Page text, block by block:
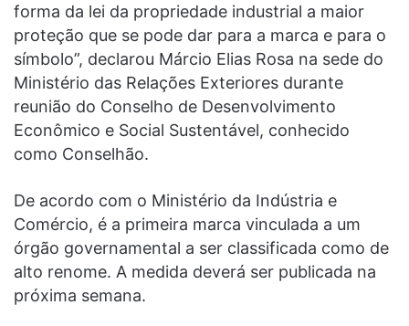
forma da lei da propriedade industrial a maior
proteção que se pode dar para a marca e para o
símbolo”, declarou Márcio Elias Rosa na sede do
Ministério das Relações Exteriores durante
reunião do Conselho de Desenvolvimento
Econômico e Social Sustentável, conhecido
como Conselhão.
De acordo com o Ministério da Indústria e
Comércio, é a primeira marca vinculada a um
órgão governamental a ser classificada como de
alto renome. A medida deverá ser publicada na
próxima semana.